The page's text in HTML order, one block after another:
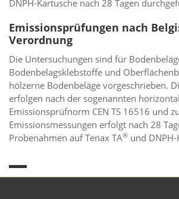
DNPH-Kartusche nach 28 Tagen
Emissionsprüfungen nach
Verordnung
Die Untersuchungen sind für
Bodenbelagsklebstoffe und
hölzerne Bodenbeläge vorgeschrieben.
erfolgen nach der sogenannten
Emissionsprüfnorm CEN TS 16516 und
Emissionsmessungen erfolgt nach 28
Probenahmen auf Tenax TA® und